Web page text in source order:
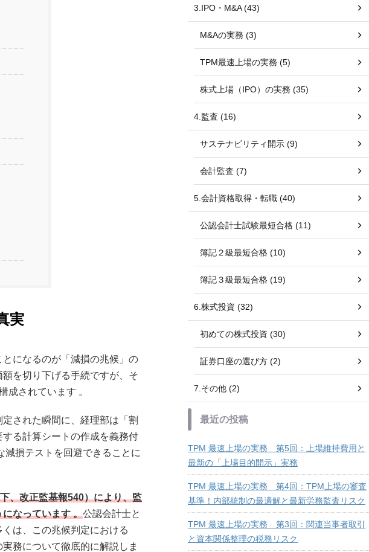
実
になるのが「減損の兆候」の
を切り下げる手続ですが、そ
成されています 。
された瞬間に、経理部は「割
る計算シートの作成を義務付
減損テストを回避できることに
、改正監基報540）により、監
なっています 。公認会計士と
は、この兆候判定における
務について徹底的に解説しま
3.IPO・M&A (43)
M&Aの実務 (3)
TPM最速上場の実務 (5)
株式上場（IPO）の実務 (35)
4.監査 (16)
サステナビリティ開示 (9)
会計監査 (7)
5.会計資格取得・転職 (40)
公認会計士試験最短合格 (11)
簿記２級最短合格 (10)
簿記３級最短合格 (19)
6.株式投資 (32)
初めての株式投資 (30)
証券口座の選び方 (2)
7.その他 (2)
最近の投稿
TPM 最速上場の実務 第5回：上場維持費用と
最新の「上場目的開示」実務
TPM 最速上場の実務 第4回：TPM上場の審査
基準！内部統制の最適解と最新労務監査リスク
TPM 最速上場の実務 第3回：関連当事者取引
と資本関係整理の税務リスク